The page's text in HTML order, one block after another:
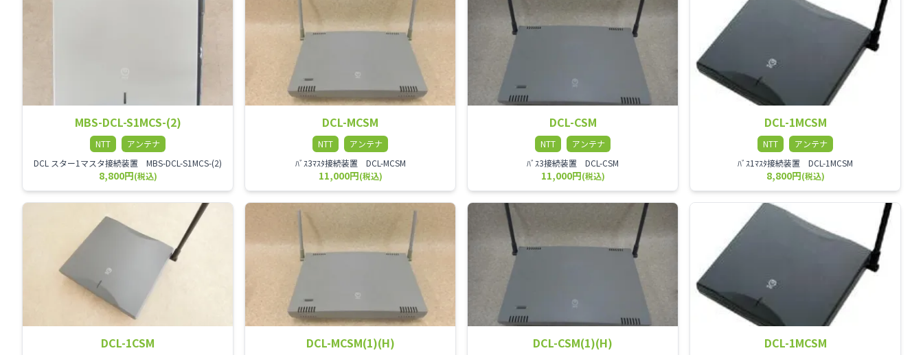
MBS-DCL-S1MCS-(2)
NTT
アンテナ
DCL スター1マスタ接続装置 MBS-DCL-S1MCS-(2)
8,800円(税込)
DCL-MCSM
NTT
アンテナ
ﾊﾞｽ3ﾏｽﾀ接続装置 DCL-MCSM
11,000円(税込)
DCL-CSM
NTT
アンテナ
ﾊﾞｽ3接続装置 DCL-CSM
11,000円(税込)
DCL-1MCSM
NTT
アンテナ
ﾊﾞｽ1ﾏｽﾀ接続装置 DCL-1MCSM
8,800円(税込)
DCL-1CSM DCL-MCSM(1)(H) DCL-CSM(1)(H) DCL-1MCSM